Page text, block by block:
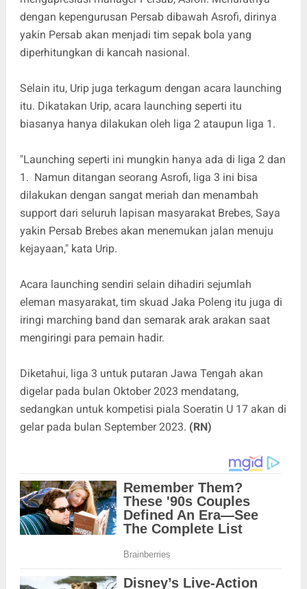
dengan kepengurusan Persab dibawah Asrofi, dirinya
yakin Persab akan menjadi tim sepak bola yang
diperhitungkan di kancah nasional.
Selain itu, Urip juga terkagum dengan acara launching
itu. Dikatakan Urip, acara launching seperti itu
biasanya hanya dilakukan oleh liga 2 ataupun liga 1.
"Launching seperti ini mungkin hanya ada di liga 2 dan
1. Namun ditangan seorang Asrofi, liga 3 ini bisa
dilakukan dengan sangat meriah dan menambah
support dari seluruh lapisan masyarakat Brebes, Saya
yakin Persab Brebes akan menemukan jalan menuju
kejayaan," kata Urip.
Acara launching sendiri selain dihadiri sejumlah
eleman masyarakat, tim skuad Jaka Poleng itu juga di
iringi marching band dan semarak arak arakan saat
mengiringi para pemain hadir.
Diketahui, liga 3 untuk putaran Jawa Tengah akan
digelar pada bulan Oktober 2023 mendatang,
sedangkan untuk kompetisi piala Soeratin U 17 akan di
gelar pada bulan September 2023. (RN)